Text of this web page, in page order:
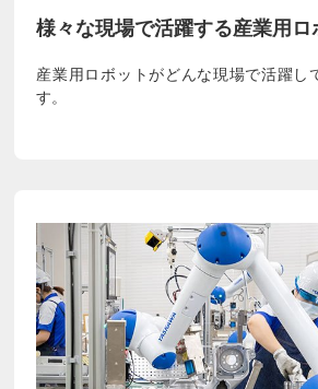
様々な現場で活躍する産業用ロ
産業用ロボットがどんな現場で活躍し
す。